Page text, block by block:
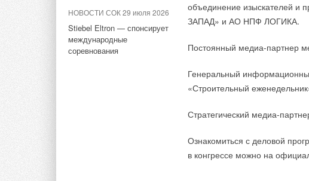
НОВОСТИ СОК 29 июля 2026
Stiebel Eltron — спонсирует
международные
соревнования
объединение изыскателей
ЗАПАД» и АО НПФ ЛОГИКА.
Постоянный медиа-партнер
Генеральный
«Строительный
Стратегический медиа-
Ознакомиться с деловой
в конгрессе можно на
«Флэш-зарядка»
электромобилей мощностью
1,5 МВт уже на рынке
В этой теме еще нет комментариев